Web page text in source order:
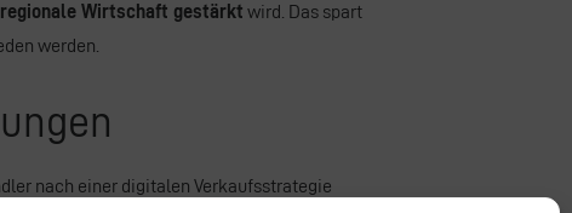
regionale Wirtschaft gestärkt wird. Das spart
werden.
nach einer digitalen Verkaufsstrategie